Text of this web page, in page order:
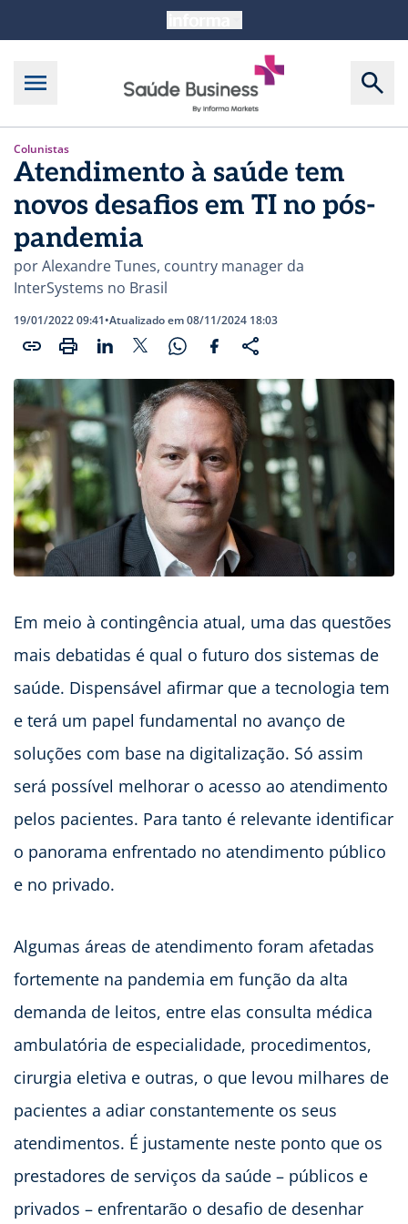
Colunistas
Atendimento à saúde tem
novos desafios em TI no pós-
pandemia
por Alexandre Tunes, country manager da
InterSystems no Brasil
19/01/2022 09:41•Atualizado em 08/11/2024 18:03
Em meio à contingência atual, uma das questões
mais debatidas é qual o futuro dos sistemas de
saúde. Dispensável afirmar que a tecnologia tem
e terá um papel fundamental no avanço de
soluções com base na digitalização. Só assim
será possível melhorar o acesso ao atendimento
pelos pacientes. Para tanto é relevante identificar
o panorama enfrentado no atendimento público
e no privado.
Algumas áreas de atendimento foram afetadas
fortemente na pandemia em função da alta
demanda de leitos, entre elas consulta médica
ambulatória de especialidade, procedimentos,
cirurgia eletiva e outras, o que levou milhares de
pacientes a adiar constantemente os seus
atendimentos. É justamente neste ponto que os
prestadores de serviços da saúde – públicos e
privados – enfrentarão o desafio de desenhar